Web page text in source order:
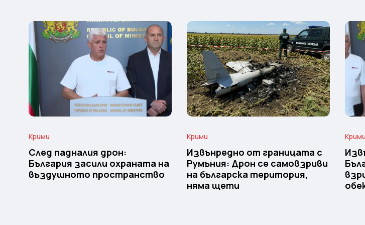
Крими
След падналия дрон:
България засили охраната на
въздушното пространство
Крими
Извънредно от границата с
Румъния: Дрон се самовзриви
на българска територия,
няма щети
Крими